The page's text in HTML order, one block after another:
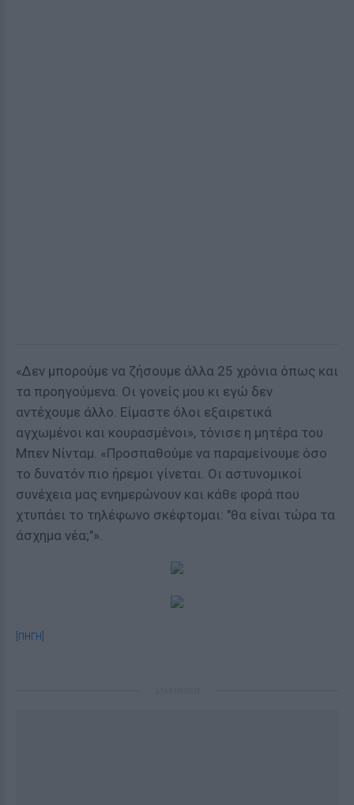
«Δεν μπορούμε να ζήσουμε άλλα 25 χρόνια όπως και
τα προηγούμενα. Οι γονείς μου κι εγώ δεν
αντέχουμε άλλο. Είμαστε όλοι εξαιρετικά
αγχωμένοι και κουρασμένοι», τόνισε η μητέρα του
Μπεν Νίνταμ. «Προσπαθούμε να παραμείνουμε όσο
το δυνατόν πιο ήρεμοι γίνεται. Οι αστυνομικοί
συνέχεια μας ενημερώνουν και κάθε φορά που
χτυπάει το τηλέφωνο σκέφτομαι: "θα είναι τώρα τα
άσχημα νέα;"».
[ΠΗΓΗ]